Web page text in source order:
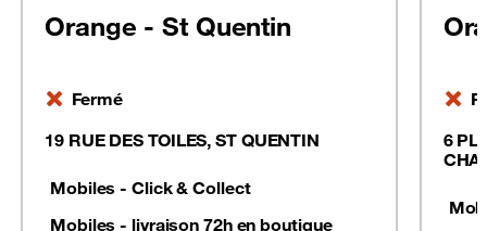
Orange - St Quentin
Fermé
19 RUE DES TOILES, ST QUENTIN
Mobiles - Click & Collect
Mobiles - livraison 72h en boutique
6